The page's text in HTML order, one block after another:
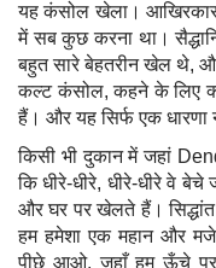
यह कंसोल खेला।
में सब कुछ करना था।
बहुत सारे बेहतरीन खेल थे,
कल्ट कंसोल, कहने के लिए
हैं। और यह सिर्फ एक धारणा
किसी भी दुकान में जहां
कि धीरे-धीरे, धीरे-धीरे वे
और घर पर खेलते हैं। सिद्धांत
हम हमेशा एक महान और
पीछे आओ, जहाँ हम ऊँचे